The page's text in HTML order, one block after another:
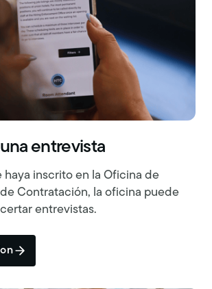
entrevista
haya inscrito en la Oficina de
Contratación, la oficina puede
entrevistas.